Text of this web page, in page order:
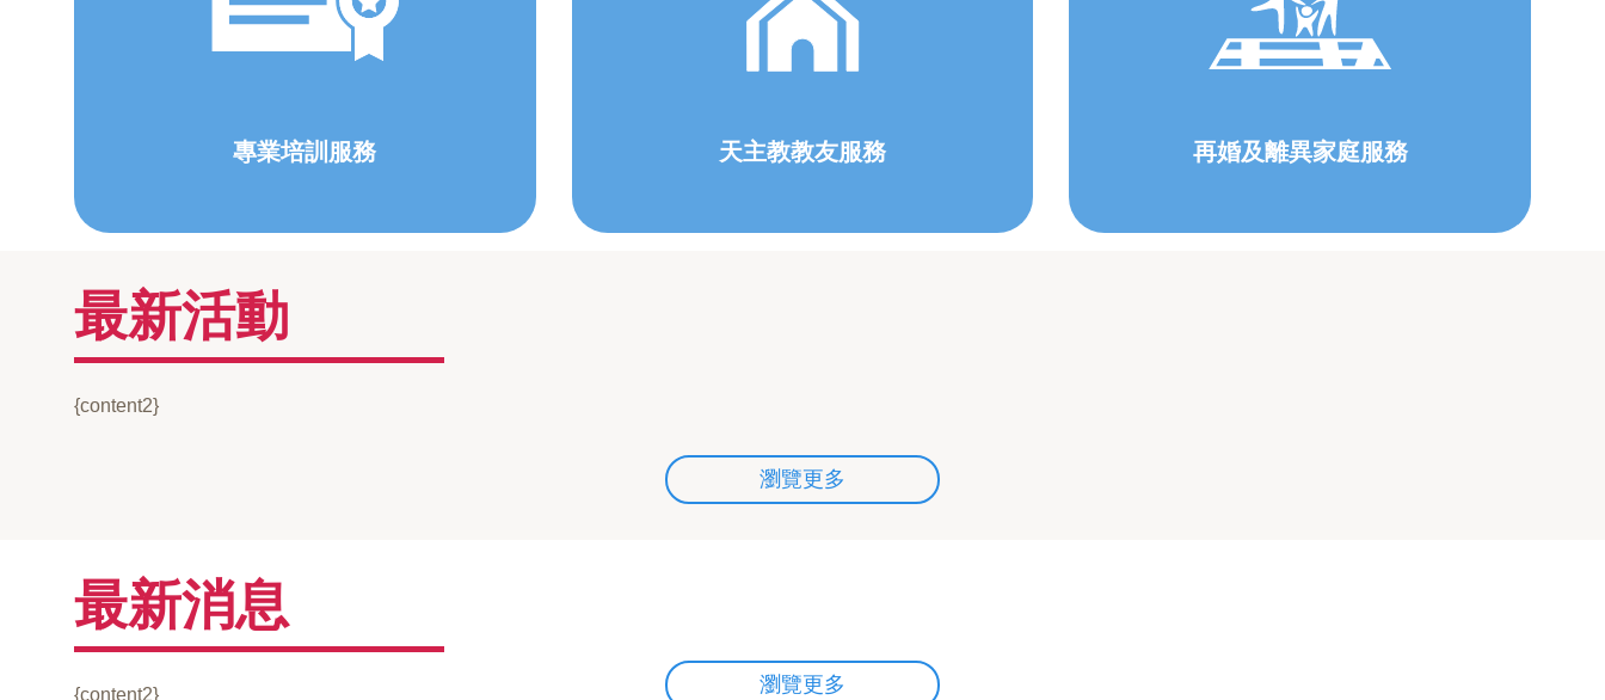
專業培訓服務 天主教教友服務 再婚及離異家庭服務
最新活動
{content2}
瀏覽更多
最新消息
{content2} 瀏覽更多